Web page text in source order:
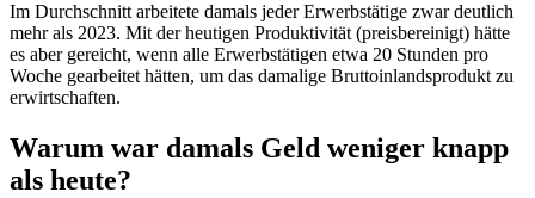
Im Durchschnitt arbeitete damals jeder Erwerbstätige zwar deutlich
mehr als 2023. Mit der heutigen Produktivität (preisbereinigt) hätte
es aber gereicht, wenn alle Erwerbstätigen etwa 20 Stunden pro
Woche gearbeitet hätten, um das damalige Bruttoinlandsprodukt zu
erwirtschaften.
Warum war damals Geld weniger knapp
als heute?